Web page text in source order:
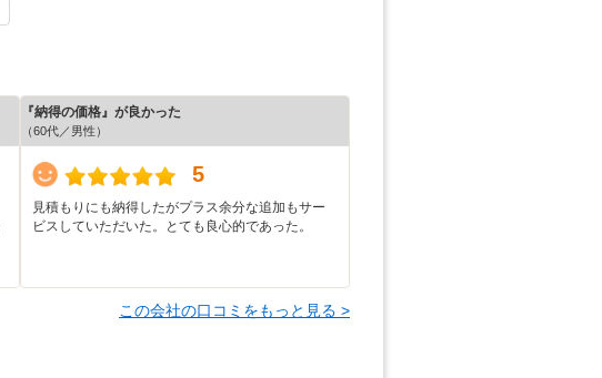
『納得の価格』が良かった
（60代／男性）
5
見積もりにも納得したがプラス余分な追加もサー
ビスしていただいた。とても良心的であった。
この会社の口コミをもっと見る >